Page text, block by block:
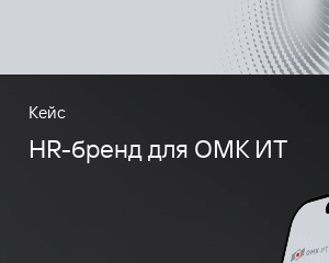
Кейс
HR-бренд для ОМК ИТ